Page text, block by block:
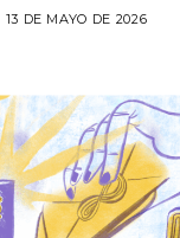
13 DE MAYO DE 2026